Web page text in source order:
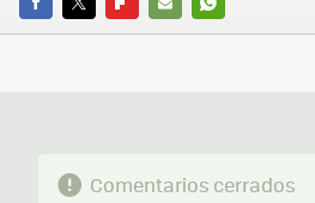
FACEBOOK
TWITTERFLIPBOARD
E-
WHATSAPP
Comentarios cerrados